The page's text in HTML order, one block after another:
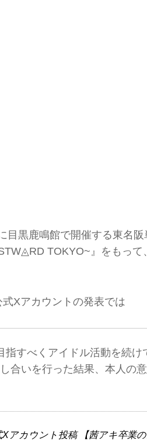
黒鹿鳴館で開催する東名阪
TOKYO~』をもって
Xアカウントの発表では
すべくアイドル活動を続け
合いを行った結果、本人の
アカウント投稿 【茜アキ卒業の